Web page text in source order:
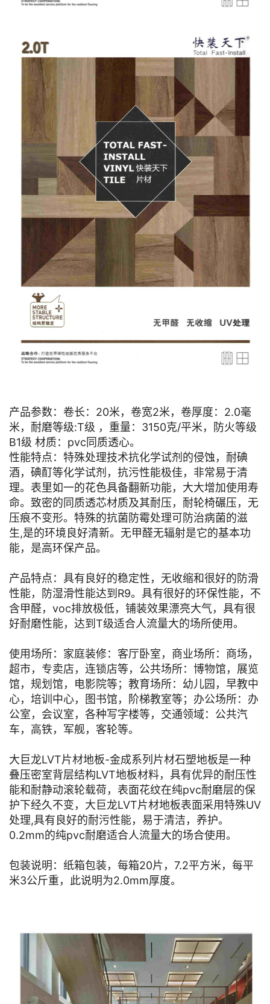
产品参数：卷长：20米，卷宽2米，卷厚度：2.0毫
米，耐磨等级:T级 ，重量：3150克/平米，防火等级
B1级 材质：pvc同质透心。
性能特点：特殊处理技术抗化学试剂的侵蚀，耐碘
酒，碘酊等化学试剂，抗污性能极佳，非常易于清
理。表里如一的花色具备翻新功能，大大增加使用寿
命。致密的同质透芯材质及其耐压，耐轮椅碾压，无
压痕不变形。特殊的抗菌防霉处理可防治病菌的滋
生,是的环境良好清新。无甲醛无辐射是它的基本功
能，是高环保产品。
产品特点：具有良好的稳定性，无收缩和很好的防滑
性能，防湿滑性能达到R9。具有很好的环保性能，不
含甲醛，voc排放极低，铺装效果漂亮大气，具有很
好耐磨性能，达到T级适合人流量大的场所使用。
使用场所：家庭装修：客厅卧室，商业场所：商场，
超市，专卖店，连锁店等，公共场所：博物馆，展览
馆，规划馆，电影院等；教育场所：幼儿园，早教中
心，培训中心，图书馆，阶梯教室等；办公场所：办
公室，会议室，各种写字楼等，交通领域：公共汽
车，高铁，军舰，客轮等。
大巨龙LVT片材地板-金成系列片材石塑地板是一种
叠压密室背层结构LVT地板材料，具有优异的耐压性
能和耐静动滚轮载荷，表面花纹在纯pvc耐磨层的保
护下经久不变，大巨龙LVT片材地板表面采用特殊UV
处理,具有良好的耐污性能，易于清洁，养护。
0.2mm的纯pvc耐磨适合人流量大的场合使用。
包装说明：纸箱包装，每箱20片，7.2平方米，每平
米3公斤重，此说明为2.0mm厚度。